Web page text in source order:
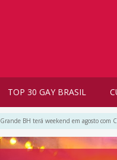
TOP 30 GAY BRASIL
Grande BH terá weekend em agosto com